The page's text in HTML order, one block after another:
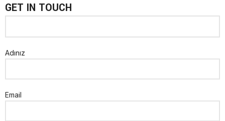
GET IN TOUCH
Adınız
Email